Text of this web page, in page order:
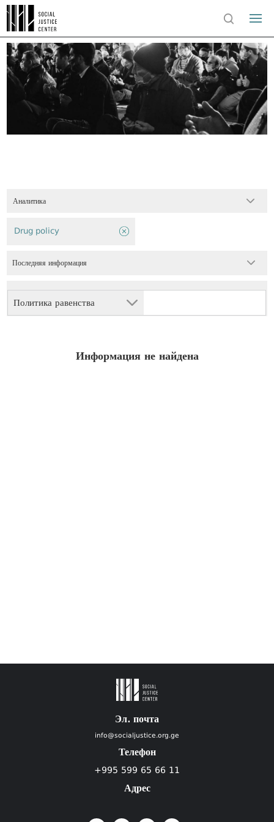
Аналитика
Политика равенства
Drug policy
Последняя информация
Информация не найдена
Эл. почта
info@socialjustice.org.ge
Телефон
+995 599 65 66 11
Адрес